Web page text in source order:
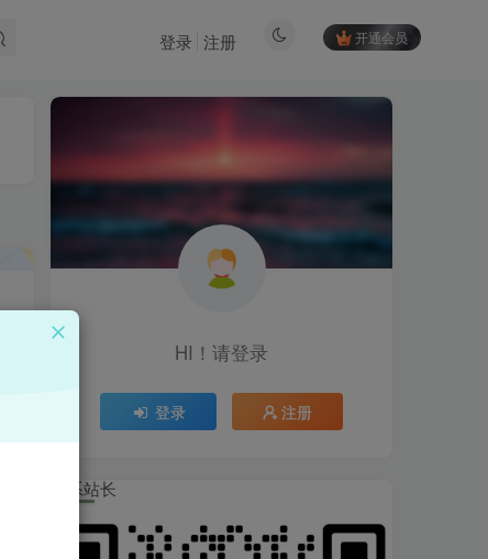
开通会员
登录 注册
短视频运营 网赚项目
HI！请登录
登录 注册
HI！请登录
登录 注册
联系站长